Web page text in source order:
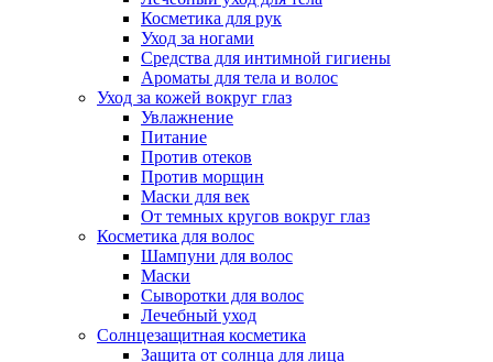
Косметика для рук
Уход за ногами
Средства для интимной гигиены
Ароматы для тела и волос
Уход за кожей вокруг глаз
Увлажнение
Питание
Против отеков
Против морщин
Маски для век
От темных кругов вокруг глаз
Косметика для волос
Шампуни для волос
Маски
Сыворотки для волос
Лечебный уход
Солнцезащитная косметика
Защита от солнца для лица